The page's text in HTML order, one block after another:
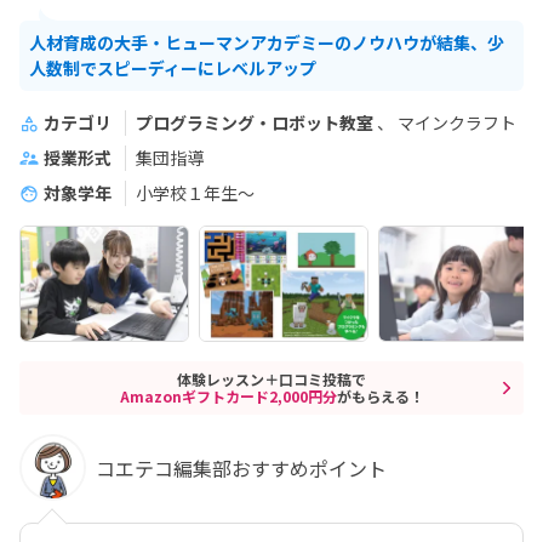
人材育成の大手・ヒューマンアカデミーのノウハウが結集、少
人数制でスピーディーにレベルアップ
カテゴリ プログラミング・ロボット教室
マインクラフト
授業形式
集団指導
対象学年
小学校１年生〜
体験レッスン＋口コミ投稿で
Amazonギフトカード2,000円分がもらえる！
コエテコ編集部おすすめポイント